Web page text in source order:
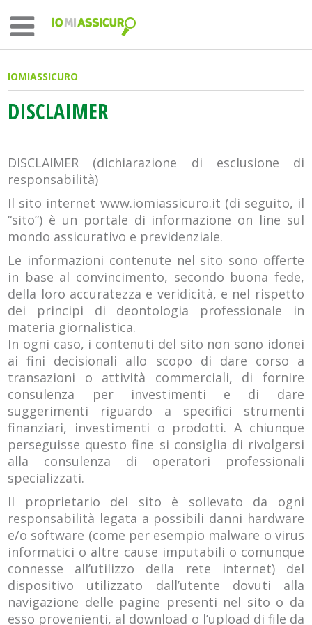
IOMIASSICURO
DISCLAIMER
DISCLAIMER (dichiarazione di esclusione di
responsabilità)
Il sito internet www.iomiassicuro.it (di seguito, il
“sito”) è un portale di informazione on line sul
mondo assicurativo e previdenziale.
Le informazioni contenute nel sito sono offerte
in base al convincimento, secondo buona fede,
della loro accuratezza e veridicità, e nel rispetto
dei principi di deontologia professionale in
materia giornalistica.
In ogni caso, i contenuti del sito non sono idonei
ai fini decisionali allo scopo di dare corso a
transazioni o attività commerciali, di fornire
consulenza per investimenti e di dare
suggerimenti riguardo a specifici strumenti
finanziari, investimenti o prodotti. A chiunque
perseguisse questo fine si consiglia di rivolgersi
alla consulenza di operatori professionali
specializzati.
Il proprietario del sito è sollevato da ogni
responsabilità legata a possibili danni hardware
e/o software (come per esempio malware o virus
informatici o altre cause imputabili o comunque
connesse all’utilizzo della rete internet) del
dispositivo utilizzato dall’utente dovuti alla
navigazione delle pagine presenti nel sito o da
esso provenienti, al download o l’upload di file da